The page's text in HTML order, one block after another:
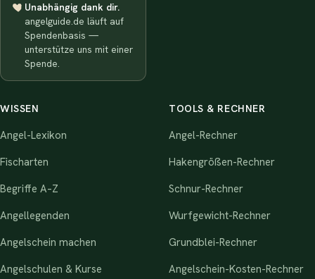
Unabhängig dank dir.
angelguide.de läuft auf
Spendenbasis —
unterstütze uns mit einer
Spende.
WISSEN
Angel-Lexikon
Fischarten
Begriffe A–Z
Angellegenden
Angelschein machen
Angelschulen & Kurse
TOOLS & RECHNER
Angel-Rechner
Hakengrößen-Rechner
Schnur-Rechner
Wurfgewicht-Rechner
Grundblei-Rechner
Angelschein-Kosten-Rechner